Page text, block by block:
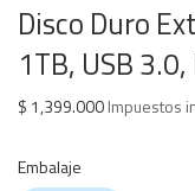
Disco Duro
1TB, USB
$ 1,399.000Impuestos
Embalaje